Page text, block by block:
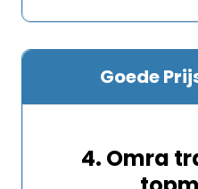
Goede
4. Omra